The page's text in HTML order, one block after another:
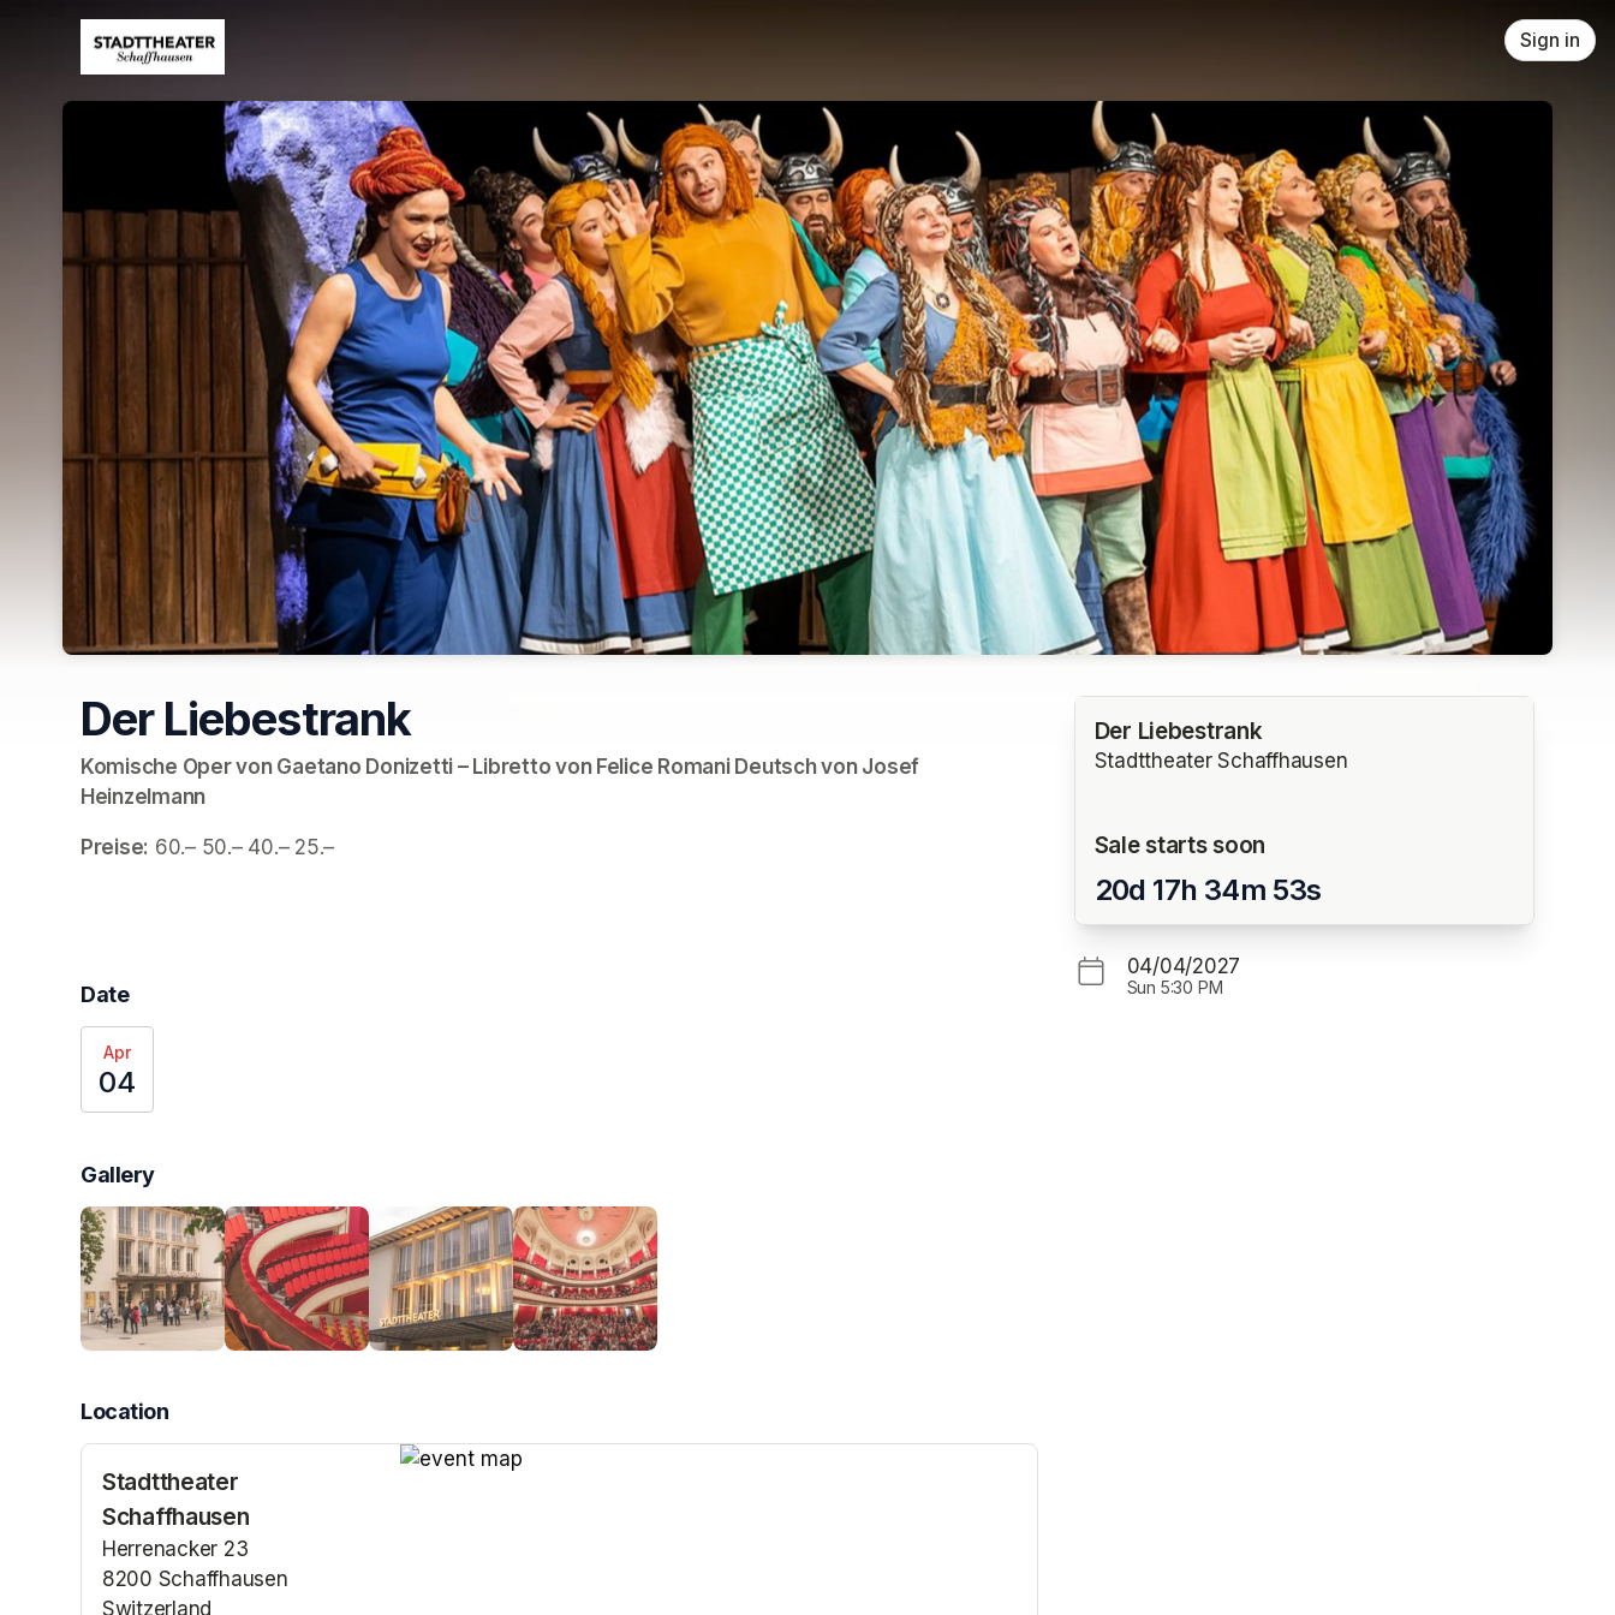
Skip header
Sign in
Der Liebestrank
Komische Oper von Gaetano Donizetti – Libretto von Felice Romani Deutsch von Josef
Heinzelmann
Preise: 60.– 50.– 40.– 25.–
Date
Apr
04
Gallery
Location
Stadttheater
Schaffhausen
Herrenacker 23
8200 Schaffhausen
Switzerland
Der Liebestrank
Stadttheater Schaffhausen
Sale starts soon
20d 17h 34m 53s
04/04/2027
Sun 5:30 PM